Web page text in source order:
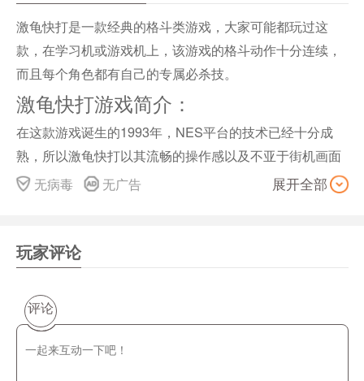
激龟快打是一款经典的格斗类游戏，大家可能都玩过这
款，在学习机或游戏机上，该游戏的格斗动作十分连续，
而且每个角色都有自己的专属必杀技。
激龟快打游戏简介：
在这款游戏诞生的1993年，NES平台的技术已经十分成
熟，所以激龟快打以其流畅的操作感以及不亚于街机画面
的高速格斗感成为了NES平台上FTG的巅峰。
大游戏厂商也随之将注意力转向了其他机体平台，NES整
打获得“前无古人”的荣耀的同时，也遭遇了“后无来者”的悲
凉，成为了NES平台FTG的绝唱。
无病毒 无广告 展开全部
玩家评论
评论